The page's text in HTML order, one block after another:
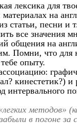
лексика для
на
статьи, песни
все значения
общения на
что для
опыту.
кинестетик?) и
интервального
в погоне за